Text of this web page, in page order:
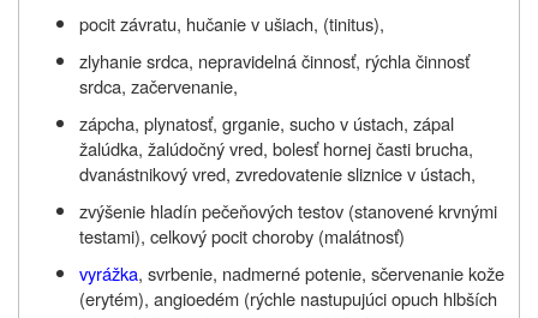
pocit závratu, hučanie v ušiach, (tinitus),
zlyhanie srdca, nepravidelná činnosť, rýchla činnosť
srdca, začervenanie,
zápcha, plynatosť, grganie, sucho v ústach, zápal
žalúdka, žalúdočný vred, bolesť hornej časti brucha,
dvanástnikový vred, zvredovatenie sliznice v ústach,
zvýšenie hladín pečeňových testov (stanovené krvnými
testami), celkový pocit choroby (malátnosť)
vyrážka, svrbenie, nadmerné potenie, sčervenanie kože
(erytém), angioedém (rýchle nastupujúci opuch hlbších